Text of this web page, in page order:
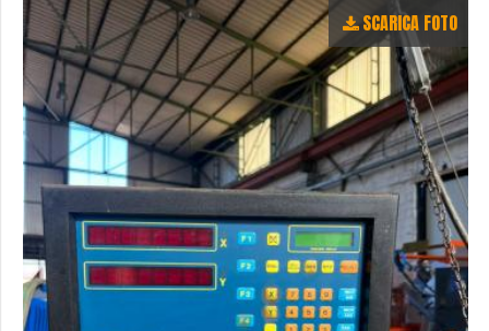
SCARICA FOTO